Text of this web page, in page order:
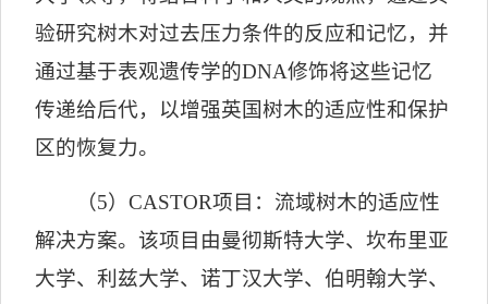
验研究树木对过去压力条件的反应和记忆，并
通过基于表观遗传学的DNA修饰将这些记忆
传递给后代，以增强英国树木的适应性和保护
区的恢复力。
（5） CASTOR项目：流域树木的适应性
解决方案。该项目由曼彻斯特大学、坎布里亚
大学、利兹大学、诺丁汉大学、伯明翰大学、